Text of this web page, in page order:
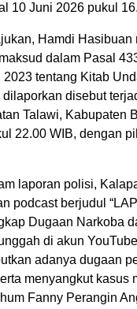
10 Juni 2026 pukul
Hamdi
dalam Pasal
2023 tentang Kitab
disebut
Talawi, Kabupaten
22.00 WIB, dengan
laporan polisi,
podcast berjudul
Dugaan Narkoba
di akun
adanya dugaan
menyangkut kasus
Fanny Perangin